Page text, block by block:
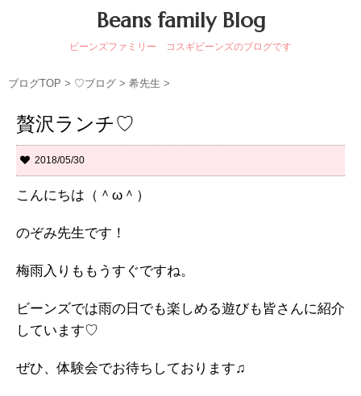
Beans family Blog
ビーンズファミリー コスギビーンズのブログです
ブログTOP > ♡ブログ > 希先生 >
贅沢ランチ♡
2018/05/30
こんにちは（＾ω＾）
のぞみ先生です！
梅雨入りももうすぐですね。
ビーンズでは雨の日でも楽しめる遊びも皆さんに紹介
しています♡
ぜひ、体験会でお待ちしております♫